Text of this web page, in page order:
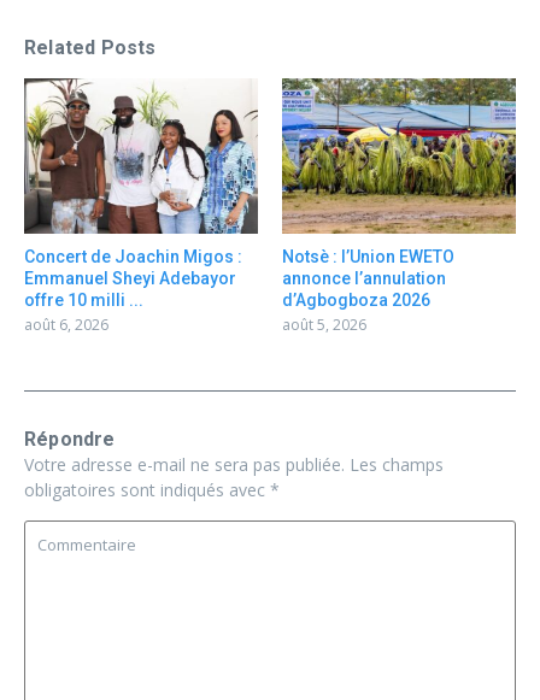
Related Posts
Concert de Joachin Migos :
Emmanuel Sheyi Adebayor
offre 10 milli ...
août 6, 2026
Notsè : l’Union EWETO
annonce l’annulation
d’Agbogboza 2026
août 5, 2026
Répondre
Votre adresse e-mail ne sera pas publiée. Les champs
obligatoires sont indiqués avec *